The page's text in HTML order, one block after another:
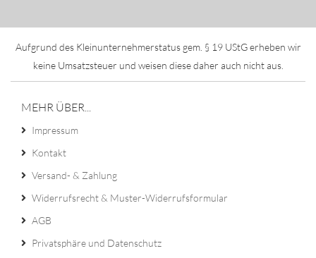
Aufgrund des Kleinunternehmerstatus gem. § 19 UStG erheben wir
keine Umsatzsteuer und weisen diese daher auch nicht aus.
MEHR ÜBER...
Impressum
Kontakt
Versand- & Zahlung
Widerrufsrecht & Muster-Widerrufsformular
AGB
Privatsphäre und Datenschutz